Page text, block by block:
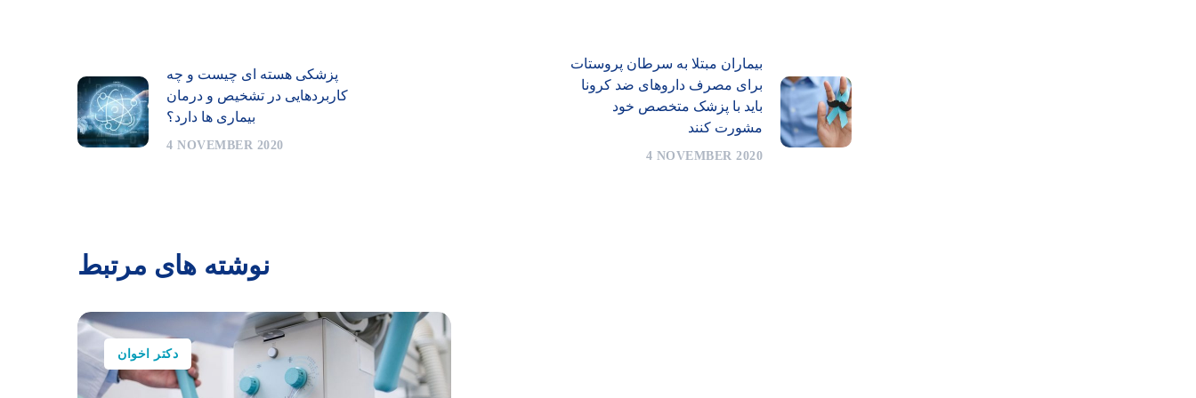
پزشکی هسته ای چیست و چه
کاربردهایی در تشخیص و درمان
بیماری ها دارد؟
4 NOVEMBER 2020
بیماران مبتلا به سرطان پروستات
برای مصرف داروهای ضد کرونا
باید با پزشک متخصص خود
مشورت کنند
4 NOVEMBER 2020
نوشته های مرتبط
دکتر اخوان